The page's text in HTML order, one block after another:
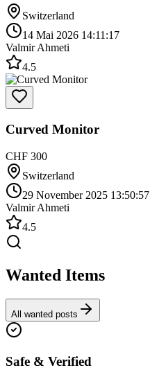
Switzerland
14 Mai 2026 14:11:17
Valmir Ahmeti
4.5
Curved Monitor
CHF 300
Switzerland
29 November 2025 13:50:57
Valmir Ahmeti
4.5
Wanted Items
All wanted posts
Safe & Verified